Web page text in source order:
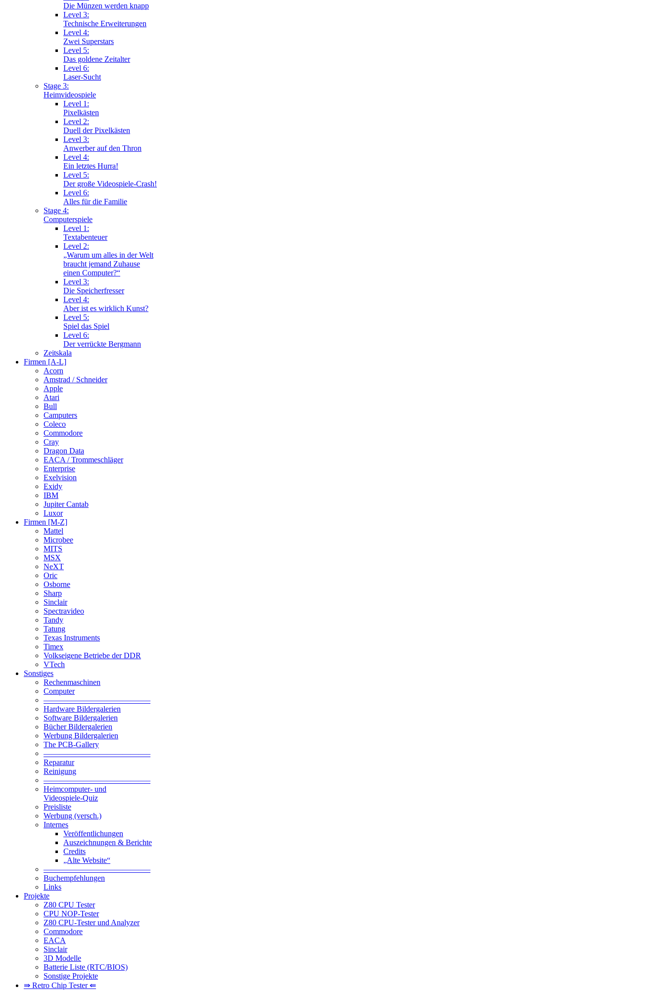
Die Münzen werden knapp
Level 3:
Technische Erweiterungen
Level 4:
Zwei Superstars
Level 5:
Das goldene Zeitalter
Level 6:
Laser-Sucht
Stage 3:
Heimvideospiele
Level 1:
Pixelkästen
Level 2:
Duell der Pixelkästen
Level 3:
Anwerber auf den Thron
Level 4:
Ein letztes Hurra!
Level 5:
Der große Videospiele-Crash!
Level 6:
Alles für die Familie
Stage 4:
Computerspiele
Level 1:
Textabenteuer
Level 2:
„Warum um alles in der Welt
braucht jemand Zuhause
einen Computer?“
Level 3:
Die Speicherfresser
Level 4:
Aber ist es wirklich Kunst?
Level 5:
Spiel das Spiel
Level 6:
Der verrückte Bergmann
Zeitskala
Firmen [A-L]
Acorn
Amstrad / Schneider
Apple
Atari
Bull
Camputers
Coleco
Commodore
Cray
Dragon Data
EACA / Trommeschläger
Enterprise
Exelvision
Exidy
IBM
Jupiter Cantab
Luxor
Firmen [M-Z]
Mattel
Microbee
MITS
MSX
NeXT
Oric
Osborne
Sharp
Sinclair
Spectravideo
Tandy
Tatung
Texas Instruments
Timex
Volkseigene Betriebe der DDR
VTech
Sonstiges
Rechenmaschinen
Computer
—————————————–
Hardware Bildergalerien
Software Bildergalerien
Bücher Bildergalerien
Werbung Bildergalerien
The PCB-Gallery
—————————————–
Reparatur
Reinigung
—————————————–
Heimcomputer- und
Videospiele-Quiz
Preisliste
Werbung (versch.)
Internes
Veröffentlichungen
Auszeichnungen & Berichte
Credits
„Alte Website“
—————————————–
Buchempfehlungen
Links
Projekte
Z80 CPU Tester
CPU NOP-Tester
Z80 CPU-Tester und Analyzer
Commodore
EACA
Sinclair
3D Modelle
Batterie Liste (RTC/BIOS)
Sonstige Projekte
⇛ Retro Chip Tester ⇚